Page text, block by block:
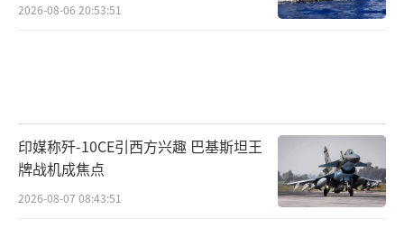
2026-08-06 20:53:51
印媒称歼-10CE引西方兴趣 巴基斯坦王
牌战机成焦点
2026-08-07 08:43:51